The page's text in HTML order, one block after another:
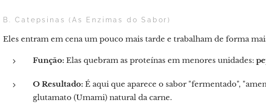
B. Catepsinas (As Enzimas do Sabor)
Eles entram em cena um pouco mais tarde e trabalham de forma
Função: Elas quebram as proteínas em menores unidades:
O Resultado: É aqui que aparece o sabor "fermentado",
glutamato (Umami) natural da carne.